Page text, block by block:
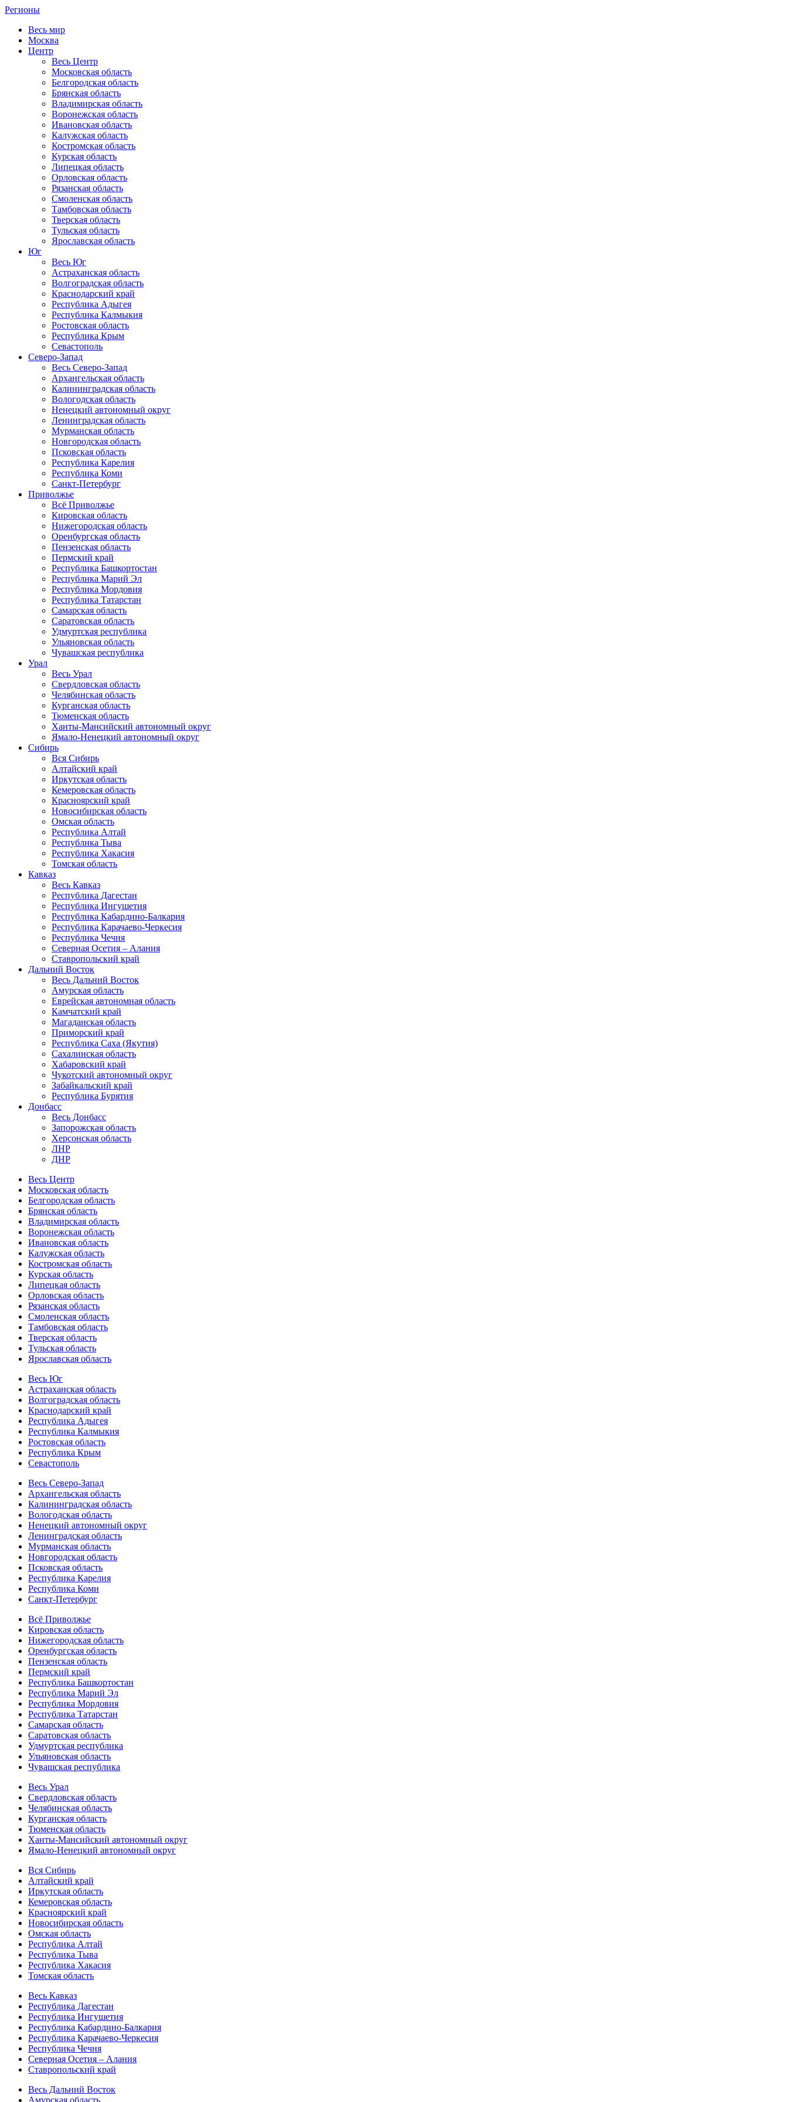
Регионы
Весь мир
Москва
Центр
Весь Центр
Московская область
Белгородская область
Брянская область
Владимирская область
Воронежская область
Ивановская область
Калужская область
Костромская область
Курская область
Липецкая область
Орловская область
Рязанская область
Смоленская область
Тамбовская область
Тверская область
Тульская область
Ярославская область
Юг
Весь Юг
Астраханская область
Волгоградская область
Краснодарский край
Республика Адыгея
Республика Калмыкия
Ростовская область
Республика Крым
Севастополь
Северо-Запад
Весь Северо-Запад
Архангельская область
Калининградская область
Вологодская область
Ненецкий автономный округ
Ленинградская область
Мурманская область
Новгородская область
Псковская область
Республика Карелия
Республика Коми
Санкт-Петербург
Приволжье
Всё Приволжье
Кировская область
Нижегородская область
Оренбургская область
Пензенская область
Пермский край
Республика Башкортостан
Республика Марий Эл
Республика Мордовия
Республика Татарстан
Самарская область
Саратовская область
Удмуртская республика
Ульяновская область
Чувашская республика
Урал
Весь Урал
Свердловская область
Челябинская область
Курганская область
Тюменская область
Ханты-Мансийский автономный округ
Ямало-Ненецкий автономный округ
Сибирь
Вся Сибирь
Алтайский край
Иркутская область
Кемеровская область
Красноярский край
Новосибирская область
Омская область
Республика Алтай
Республика Тыва
Республика Хакасия
Томская область
Кавказ
Весь Кавказ
Республика Дагестан
Республика Ингушетия
Республика Кабардино-Балкария
Республика Карачаево-Черкесия
Республика Чечня
Северная Осетия – Алания
Ставропольский край
Дальний Восток
Весь Дальний Восток
Амурская область
Еврейская автономная область
Камчатский край
Магаданская область
Приморский край
Республика Саха (Якутия)
Сахалинская область
Хабаровский край
Чукотский автономный округ
Забайкальский край
Республика Бурятия
Донбасс
Весь Донбасс
Запорожская область
Херсонская область
ЛНР
ДНР
Весь Центр
Московская область
Белгородская область
Брянская область
Владимирская область
Воронежская область
Ивановская область
Калужская область
Костромская область
Курская область
Липецкая область
Орловская область
Рязанская область
Смоленская область
Тамбовская область
Тверская область
Тульская область
Ярославская область
Весь Юг
Астраханская область
Волгоградская область
Краснодарский край
Республика Адыгея
Республика Калмыкия
Ростовская область
Республика Крым
Севастополь
Весь Северо-Запад
Архангельская область
Калининградская область
Вологодская область
Ненецкий автономный округ
Ленинградская область
Мурманская область
Новгородская область
Псковская область
Республика Карелия
Республика Коми
Санкт-Петербург
Всё Приволжье
Кировская область
Нижегородская область
Оренбургская область
Пензенская область
Пермский край
Республика Башкортостан
Республика Марий Эл
Республика Мордовия
Республика Татарстан
Самарская область
Саратовская область
Удмуртская республика
Ульяновская область
Чувашская республика
Весь Урал
Свердловская область
Челябинская область
Курганская область
Тюменская область
Ханты-Мансийский автономный округ
Ямало-Ненецкий автономный округ
Вся Сибирь
Алтайский край
Иркутская область
Кемеровская область
Красноярский край
Новосибирская область
Омская область
Республика Алтай
Республика Тыва
Республика Хакасия
Томская область
Весь Кавказ
Республика Дагестан
Республика Ингушетия
Республика Кабардино-Балкария
Республика Карачаево-Черкесия
Республика Чечня
Северная Осетия – Алания
Ставропольский край
Весь Дальний Восток
Амурская область